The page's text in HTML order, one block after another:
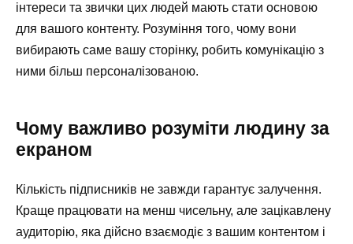
інтереси та звички цих людей мають стати основою
для вашого контенту. Розуміння того, чому вони
вибирають саме вашу сторінку, робить комунікацію з
ними більш персоналізованою.
Чому важливо розуміти людину за
екраном
Кількість підписників не завжди гарантує залучення.
Краще працювати на менш чисельну, але зацікавлену
аудиторію, яка дійсно взаємодіє з вашим контентом і